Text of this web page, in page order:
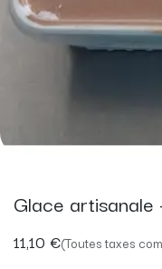
Glace
11,10 €(Toutes taxes